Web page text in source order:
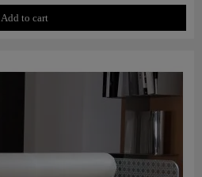
Add to cart